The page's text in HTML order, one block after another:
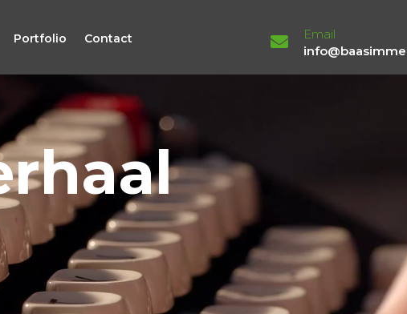
Portfolio Contact
Email